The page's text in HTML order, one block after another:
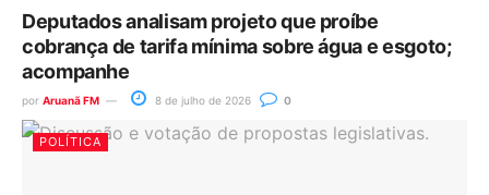
Deputados analisam projeto que proíbe
cobrança de tarifa mínima sobre água e esgoto;
acompanhe
por Aruanã FM 8 de julho de 2026 0
POLÍTICA